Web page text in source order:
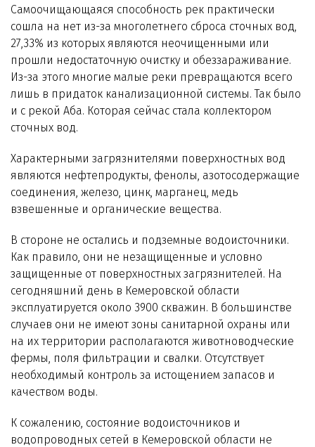
Самоочищающаяся способность рек практически
сошла на нет из-за многолетнего сброса сточных вод,
27,33% из которых являются неочищенными или
прошли недостаточную очистку и обеззараживание.
Из-за этого многие малые реки превращаются всего
лишь в придаток канализационной системы. Так было
и с рекой Аба. Которая сейчас стала коллектором
сточных вод.
Характерными загрязнителями поверхностных вод
являются нефтепродукты, фенолы, азотосодержащие
соединения, железо, цинк, марганец, медь
взвешенные и органические вещества.
В стороне не остались и подземные водоисточники.
Как правило, они не незащищенные и условно
защищенные от поверхностных загрязнителей. На
сегодняшний день в Кемеровской области
эксплуатируется около 3900 скважин. В большинстве
случаев они не имеют зоны санитарной охраны или
на их территории располагаются животноводческие
фермы, поля фильтрации и свалки. Отсутствует
необходимый контроль за истощением запасов и
качеством воды.
К сожалению, состояние водоисточников и
водопроводных сетей в Кемеровской области не